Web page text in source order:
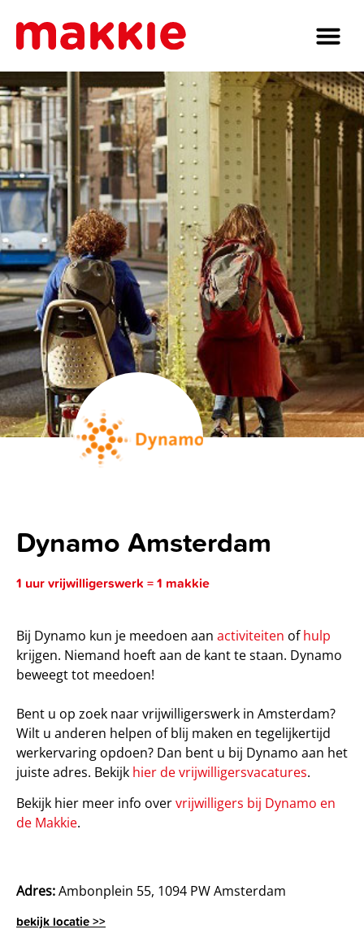
Dynamo Amsterdam
1 uur vrijwilligerswerk = 1 makkie
Bij Dynamo kun je meedoen aan activiteiten ofhulp
krijgen. Niemand hoeft aan de kant te staan. Dynamo
beweegt tot meedoen!
Bent u op zoek naar vrijwilligerswerk in Amsterdam?
Wilt u anderen helpen of blij maken en tegelijkertijd
werkervaring opdoen? Dan bent u bij Dynamo aan het
juiste adres. Bekijk hier de vrijwilligersvacatures.
Bekijk hier meer info overvrijwilligers bij Dynamo en
de Makkie.
Adres:Ambonplein 55, 1094 PW Amsterdam
bekijk locatie >>